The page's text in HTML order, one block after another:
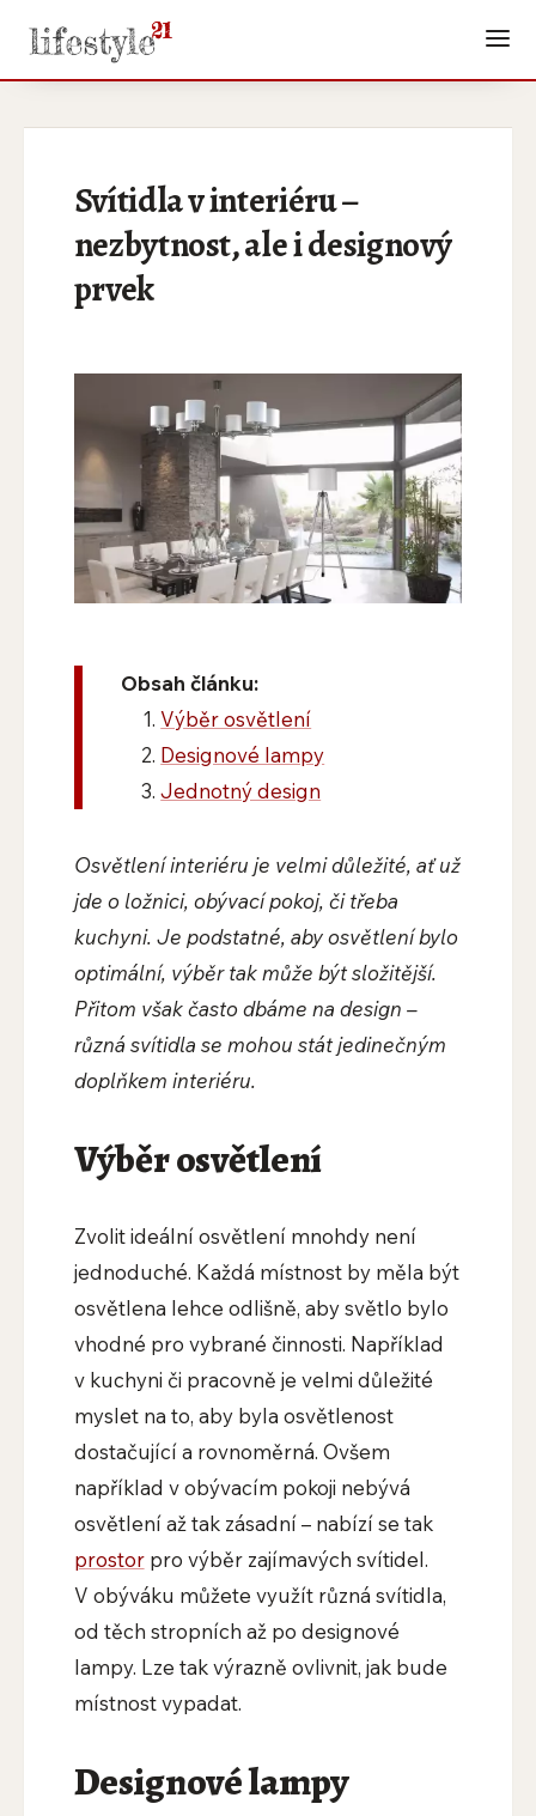
Svítidla v interiéru –
nezbytnost, ale i designový
prvek
Obsah článku:
Výběr osvětlení
Designové lampy
Jednotný design
Osvětlení interiéru je velmi důležité, ať už
jde o ložnici, obývací pokoj, či třeba
kuchyni. Je podstatné, aby osvětlení bylo
optimální, výběr tak může být složitější.
Přitom však často dbáme na design –
různá svítidla se mohou stát jedinečným
doplňkem interiéru.
Výběr osvětlení
Zvolit ideální osvětlení mnohdy není
jednoduché. Každá místnost by měla být
osvětlena lehce odlišně, aby světlo bylo
vhodné pro vybrané činnosti. Například
v kuchyni či pracovně je velmi důležité
myslet na to, aby byla osvětlenost
dostačující a rovnoměrná. Ovšem
například v obývacím pokoji nebývá
osvětlení až tak zásadní – nabízí se tak
prostorpro výběr zajímavých svítidel.
V obýváku můžete využít různá svítidla,
od těch stropních až po designové
lampy. Lze tak výrazně ovlivnit, jak bude
místnost vypadat.
Designové lampy